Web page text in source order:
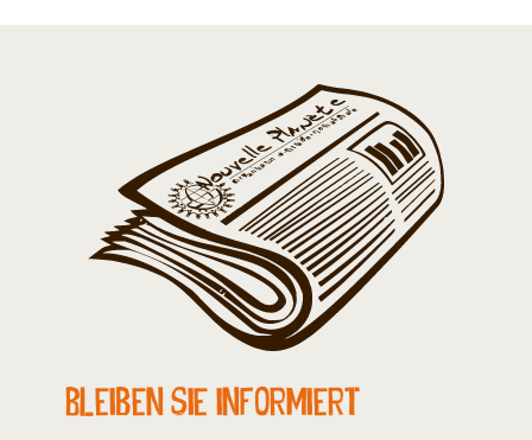
Bleiben Sie informiert